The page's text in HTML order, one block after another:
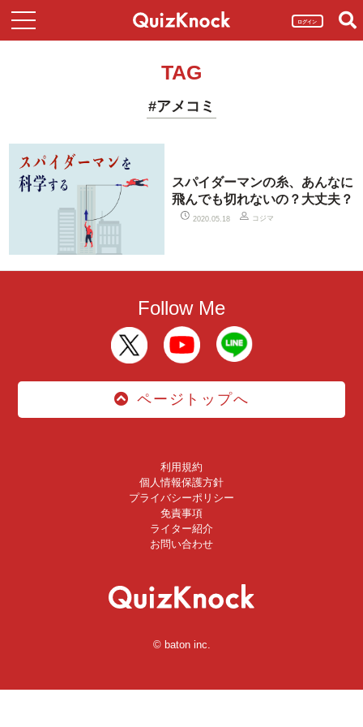
ログイン
TAG
#アメコミ
スパイダーマンの糸、あんなに
飛んでも切れないの？大丈夫？
2020.05.18 コジマ
Follow Me
ページトップへ
利用規約
個人情報保護方針
プライバシーポリシー
免責事項
ライター紹介
お問い合わせ
© baton inc.